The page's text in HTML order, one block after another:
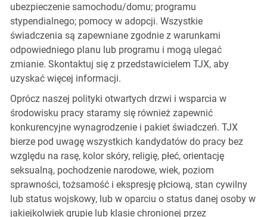
ubezpieczenie samochodu/domu; programu
stypendialnego; pomocy w adopcji. Wszystkie
świadczenia są zapewniane zgodnie z warunkami
odpowiedniego planu lub programu i mogą ulegać
zmianie. Skontaktuj się z przedstawicielem TJX, aby
uzyskać więcej informacji.
Oprócz naszej polityki otwartych drzwi i wsparcia w
środowisku pracy staramy się również zapewnić
konkurencyjne wynagrodzenie i pakiet świadczeń. TJX
bierze pod uwagę wszystkich kandydatów do pracy bez
względu na rasę, kolor skóry, religię, płeć, orientację
seksualną, pochodzenie narodowe, wiek, poziom
sprawności, tożsamość i ekspresję płciową, stan cywilny
lub status wojskowy, lub w oparciu o status danej osoby w
jakiejkolwiek grupie lub klasie chronionej przez